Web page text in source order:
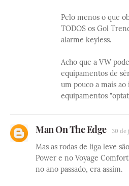
Pelo menos o que
TODOS os Gol
alarme keyless.
Acho que a VW
equipamentos de
um pouco a mais ao
equipamentos
Man On The Edge 30 de
Mas as rodas de liga leve
Power e no Voyage
no ano passado, era assim.